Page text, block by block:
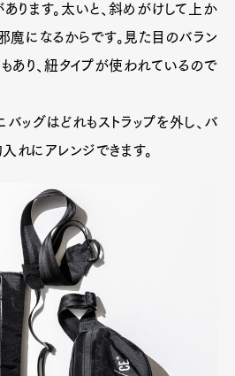
ります。太いと、斜めがけして上か
魔になるからです。見た目のバラン
もあり、紐タイプが使われているので
バッグはどれもストラップを外し、バ
れにアレンジできます。